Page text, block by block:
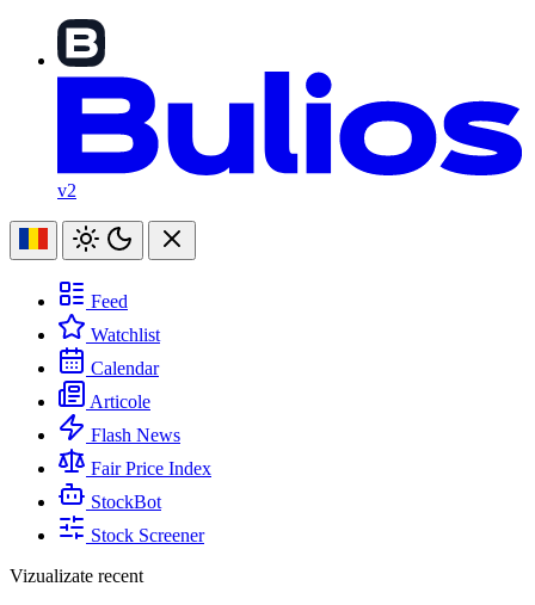
v2
Feed
Watchlist
Calendar
Articole
Flash News
Fair Price Index
StockBot
Stock Screener
Vizualizate recent